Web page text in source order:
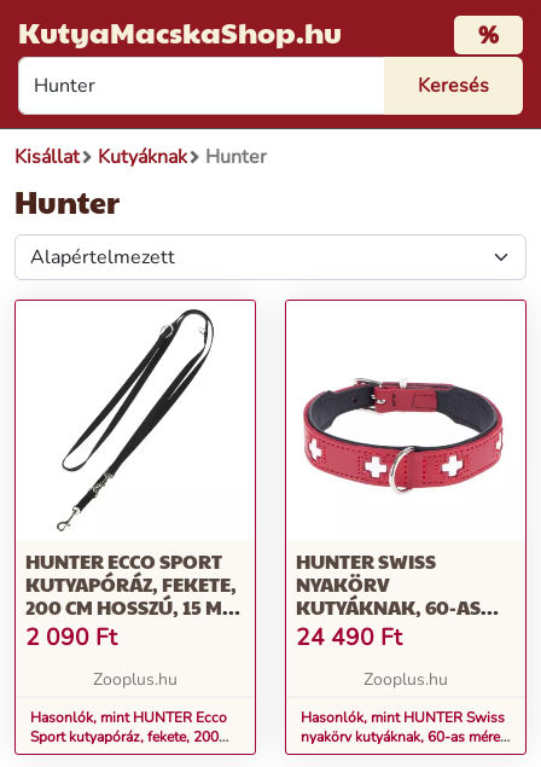
KutyaMacskaShop.hu %
Kisállat Kutyáknak Hunter
Hunter
HUNTER ECCO SPORT
KUTYAPÓRÁZ, FEKETE,
200 CM HOSSZÚ, 15 MM
SZÉLES
2 090 Ft
Zooplus.hu
Hasonlók, mint HUNTER Ecco
Sport kutyapóráz, fekete, 200
cm hosszú, 15 mm széles
HUNTER SWISS
NYAKÖRV
KUTYÁKNAK, 60-AS
MÉRET: 47 - 54 CM
NYAKKERÜLET
24 490 Ft
Zooplus.hu
Hasonlók, mint HUNTER Swiss
nyakörv kutyáknak, 60-as méret:
47 - 54 cm nyakkerület